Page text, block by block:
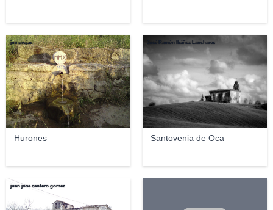
Hurones
jmnavajas
Santovenia de Oca
José Ramón Ibáñez Lanchares
juan jose cantero gomez